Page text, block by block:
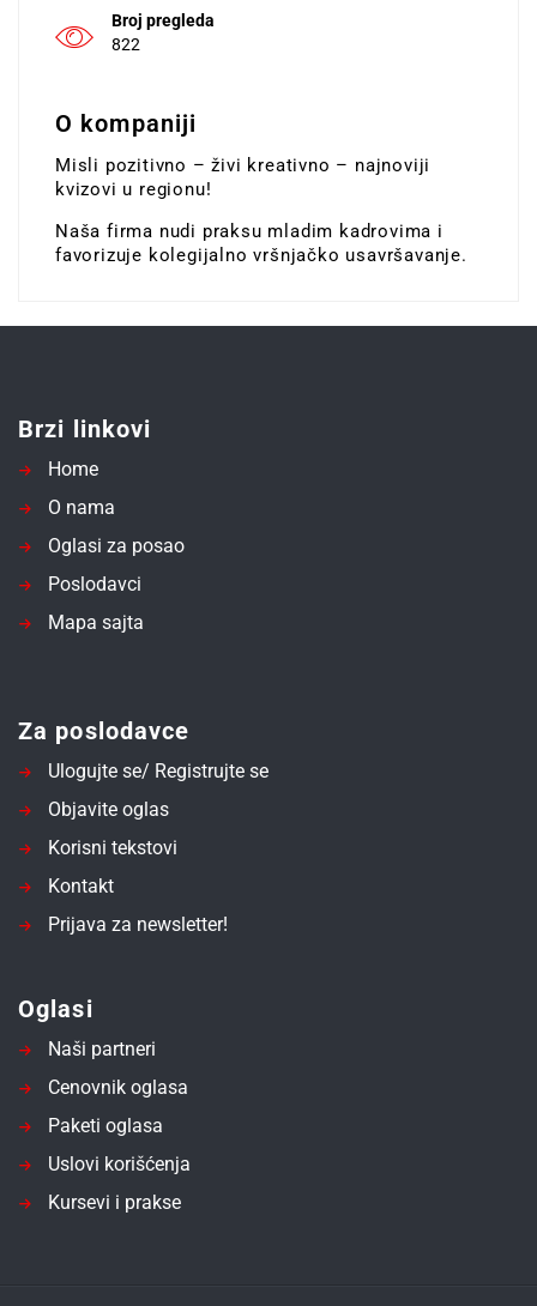
Broj pregleda
822
O kompaniji
Misli pozitivno – živi kreativno – najnoviji
kvizovi u regionu!
Naša firma nudi praksu mladim kadrovima i
favorizuje kolegijalno vršnjačko usavršavanje.
Brzi linkovi
Home
O nama
Oglasi za posao
Poslodavci
Mapa sajta
Za poslodavce
Ulogujte se/ Registrujte se
Objavite oglas
Korisni tekstovi
Kontakt
Prijava za newsletter!
Oglasi
Naši partneri
Cenovnik oglasa
Paketi oglasa
Uslovi korišćenja
Kursevi i prakse